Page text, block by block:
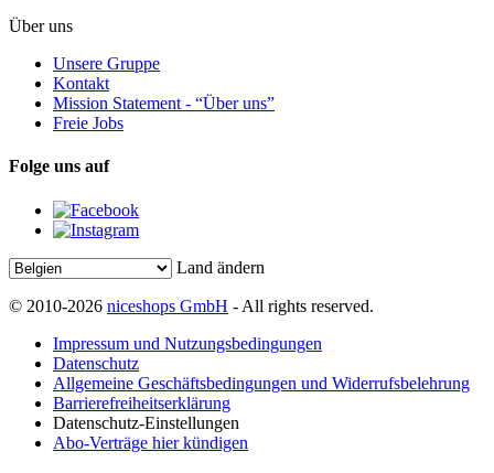
Über uns
Unsere Gruppe
Kontakt
Mission Statement - “Über uns”
Freie Jobs
Folge uns auf
Land ändern
© 2010-2026 niceshops GmbH - All rights reserved.
Impressum und Nutzungsbedingungen
Datenschutz
Allgemeine Geschäftsbedingungen und Widerrufsbelehrung
Barrierefreiheitserklärung
Datenschutz-Einstellungen
Abo-Verträge hier kündigen